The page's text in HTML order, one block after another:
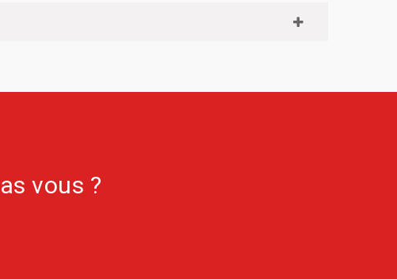
vous ?